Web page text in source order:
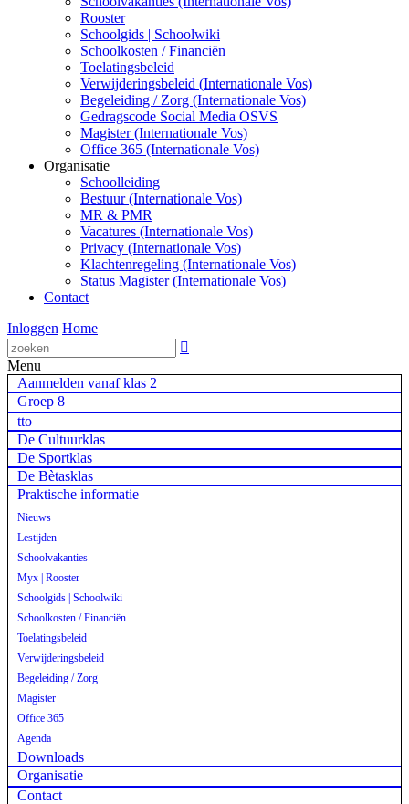
Rooster
Schoolgids | Schoolwiki
Schoolkosten / Financiën
Toelatingsbeleid
Verwijderingsbeleid (Internationale Vos)
Begeleiding / Zorg (Internationale Vos)
Gedragscode Social Media OSVS
Magister (Internationale Vos)
Office 365 (Internationale Vos)
Organisatie
Schoolleiding
Bestuur (Internationale Vos)
MR & PMR
Vacatures (Internationale Vos)
Privacy (Internationale Vos)
Klachtenregeling (Internationale Vos)
Status Magister (Internationale Vos)
Contact
Inloggen Home

Menu
Aanmelden vanaf klas 2
Groep 8
tto
De Cultuurklas
De Sportklas
De Bètasklas
Praktische informatie
Nieuws
Lestijden
Schoolvakanties
Myx | Rooster
Schoolgids | Schoolwiki
Schoolkosten / Financiën
Toelatingsbeleid
Verwijderingsbeleid
Begeleiding / Zorg
Magister
Office 365
Agenda
Downloads
Organisatie
Contact